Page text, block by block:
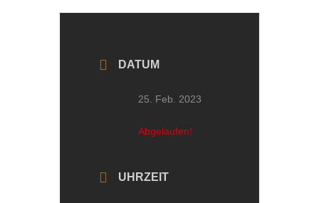
DATUM
25. Feb. 2023
Abgelaufen!
UHRZEIT